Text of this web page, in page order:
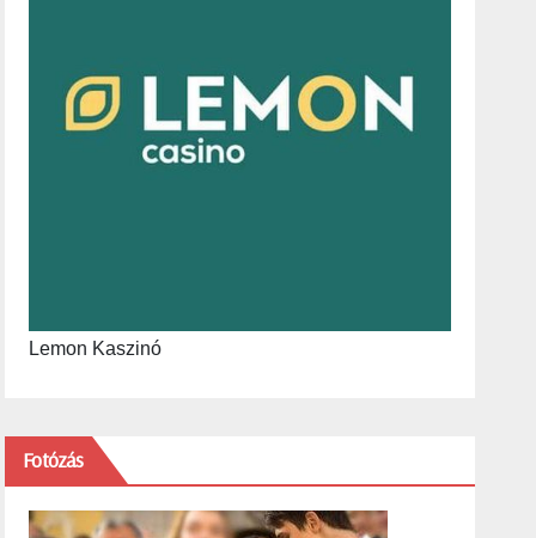
Lemon Kaszinó
Fotózás